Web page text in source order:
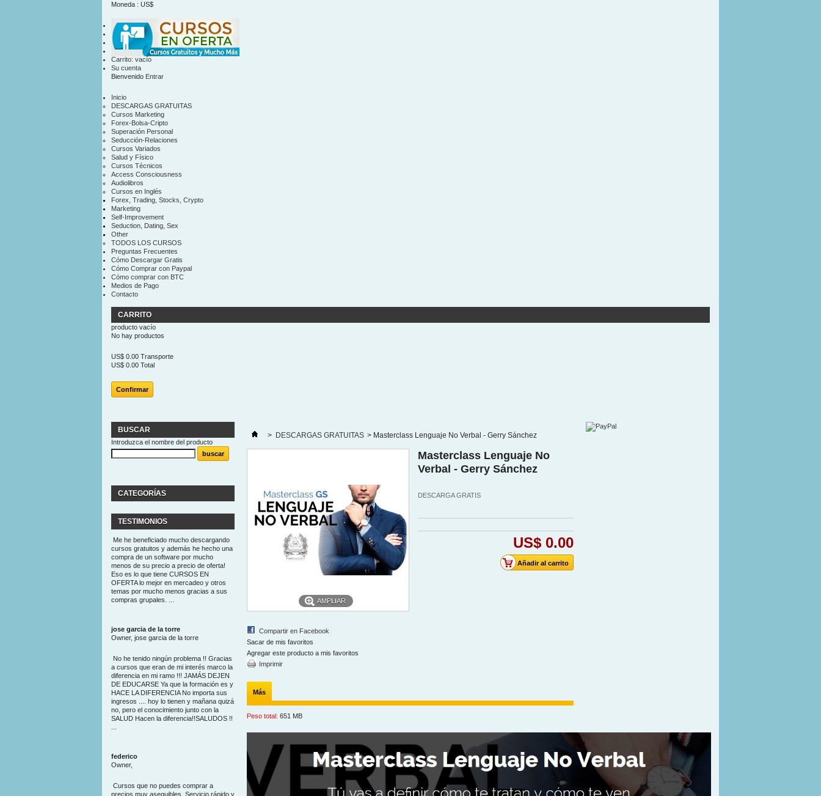
Moneda : US$
US$
contacto
mapa sitio
Carrito: vacío
Su cuenta
Bienvenido Entrar
Inicio
DESCARGAS GRATUITAS
Cursos Marketing
Forex-Bolsa-Cripto
Superación Personal
Seducción-Relaciones
Cursos Variados
Salud y Físico
Cursos Técnicos
Access Consciousness
Audiolibros
Cursos en Inglés
Forex, Trading, Stocks, Crypto
Marketing
Self-Improvement
Seduction, Dating, Sex
Other
TODOS LOS CURSOS
Preguntas Frecuentes
Cómo Descargar Gratis
Cómo Comprar con Paypal
Cómo comprar con BTC
Medios de Pago
Contacto
CARRITO
producto vacío
No hay productos
US$ 0.00 Transporte
US$ 0.00 Total
Confirmar
BUSCAR
Introduzca el nombre del producto
CATEGORÍAS
TESTIMONIOS
Me he beneficiado mucho descargando
cursos gratuitos y además he hecho una
compra de un software por mucho
menos de su precio a precio de oferta!
Eso es lo que tiene CURSOS EN
OFERTA lo mejor en mercadeo y otros
temas por mucho menos gracias a sus
compras grupales. ...
jose garcia de la torre
Owner, jose garcia de la torre
No he tenido ningún problema !! Gracias
a cursos que eran de mi interés marco la
diferencia en mi ramo !!! JAMÁS DEJEN
DE EDUCARSE Ya que la formación es y
HACE LA DIFERENCIA No importa sus
ingresos .... hoy lo tienen y mañana quizá
no, pero el conocimiento junto con la
SALUD Hacen la diferencia!!SALUDOS !!
federico
Owner,
Cursos que no puedes comprar a
precios muy asequibles. Servicio rápido y
> DESCARGAS GRATUITAS > Masterclass Lenguaje No Verbal - Gerry Sánchez
AMPLIAR
Compartir en Facebook
Sacar de mis favoritos
Agregar este producto a mis favoritos
Imprimir
Masterclass Lenguaje No
Verbal - Gerry Sánchez
DESCARGA GRATIS
US$ 0.00
Más
Peso total: 651 MB